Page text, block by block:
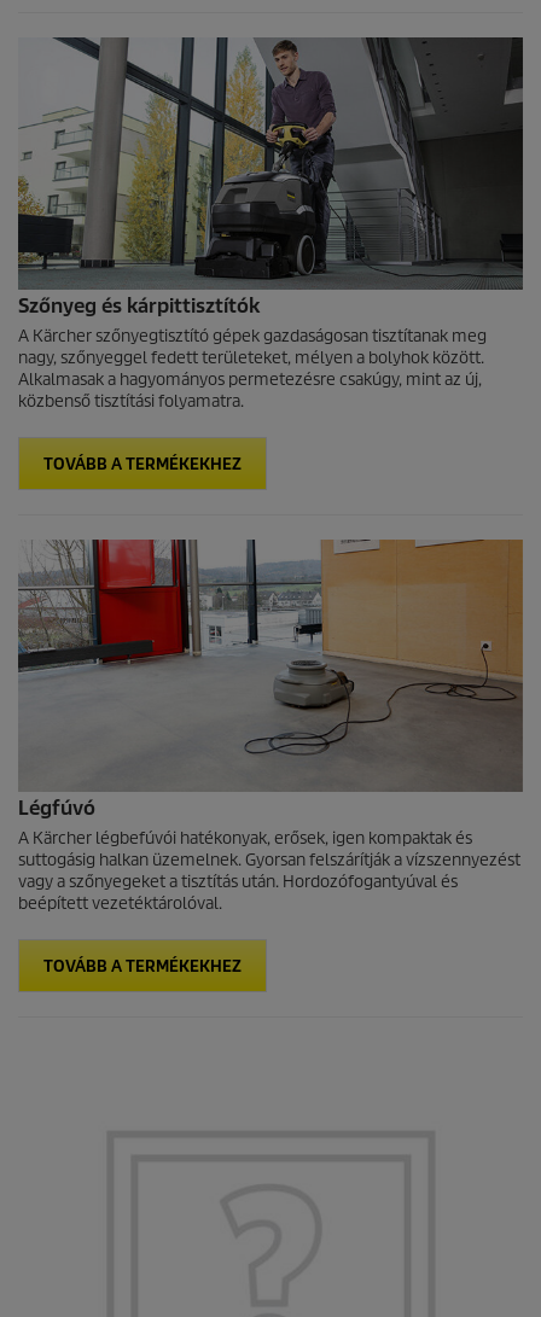
Szőnyeg és kárpittisztítók
A Kärcher szőnyegtisztító gépek gazdaságosan tisztítanak meg
nagy, szőnyeggel fedett területeket, mélyen a bolyhok között.
Alkalmasak a hagyományos permetezésre csakúgy, mint az új,
közbenső tisztítási folyamatra.
TOVÁBB A TERMÉKEKHEZ
Légfúvó
A Kärcher légbefúvói hatékonyak, erősek, igen kompaktak és
suttogásig halkan üzemelnek. Gyorsan felszárítják a vízszennyezést
vagy a szőnyegeket a tisztítás után. Hordozófogantyúval és
beépített vezetéktárolóval.
TOVÁBB A TERMÉKEKHEZ